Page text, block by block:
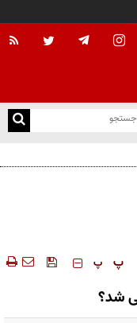
و به تعهدات خود عمل کنید
‍‍‍ پ پ
شد؟